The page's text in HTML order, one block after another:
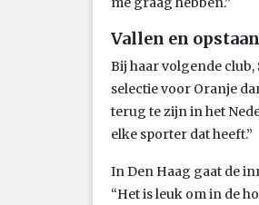
Vallen en opstaan
Bij haar volgende club,
selectie voor Oranje
terug te zijn in het
elke sporter dat heeft.”
In Den Haag gaat de
“Het is leuk om in de